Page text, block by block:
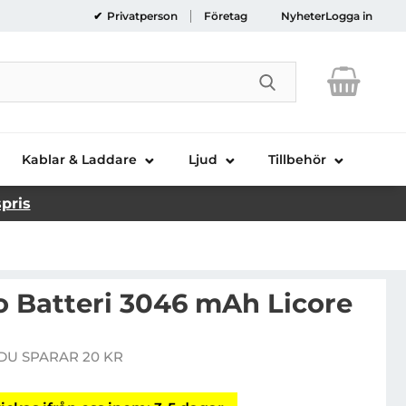
Privatperson Företag NyheterLogga in
Genomför
Kablar & Laddare Ljud Tillbehör
Batteri 3046 mAh Licore
pris
SPARAR 20 KR